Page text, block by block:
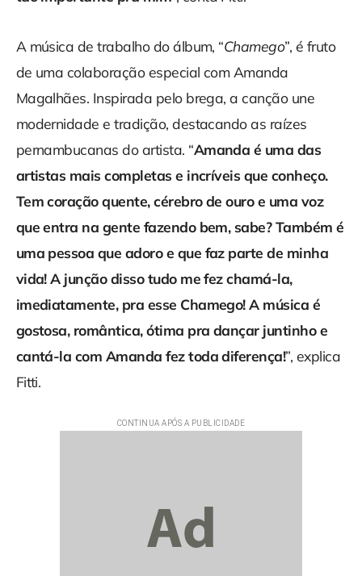
A música de trabalho do álbum, “Chamego”, é fruto
de uma colaboração especial com Amanda
Magalhães. Inspirada pelo brega, a canção une
modernidade e tradição, destacando as raízes
pernambucanas do artista. “Amanda é uma das
artistas mais completas e incríveis que conheço.
Tem coração quente, cérebro de ouro e uma voz
que entra na gente fazendo bem, sabe? Também é
uma pessoa que adoro e que faz parte de minha
vida! A junção disso tudo me fez chamá-la,
imediatamente, pra esse Chamego! A música é
gostosa, romântica, ótima pra dançar juntinho e
cantá-la com Amanda fez toda diferença!”, explica
Fitti.